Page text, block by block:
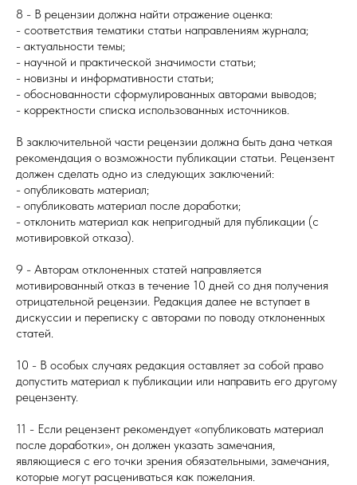
8 - В рецензии должна найти отражение оценка:
- соответствия тематики статьи направлениям журнала;
- актуальности темы;
- научной и практической значимости статьи;
- новизны и информативности статьи;
- обоснованности сформулированных авторами выводов;
- корректности списка использованных источников.
В заключительной части рецензии должна быть дана четкая
рекомендация о возможности публикации статьи. Рецензент
должен сделать одно из следующих заключений:
- опубликовать материал;
- опубликовать материал после доработки;
- отклонить материал как непригодный для публикации (с
мотивировкой отказа).
9 - Авторам отклоненных статей направляется
мотивированный отказ в течение 10 дней со дня получения
отрицательной рецензии. Редакция далее не вступает в
дискуссии и переписку с авторами по поводу отклоненных
статей.
10 - В особых случаях редакция оставляет за собой право
допустить материал к публикации или направить его другому
рецензенту.
11 - Если рецензент рекомендует «опубликовать материал
после доработки», он должен указать замечания,
являющиеся с его точки зрения обязательными, замечания,
которые могут расцениваться как пожелания.